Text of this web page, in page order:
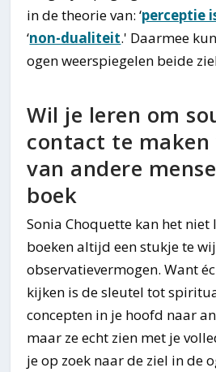
in de theorie van: ‘perceptie
‘non-dualiteit.' Daarmee
ogen weerspiegelen beide
Wil je leren om
contact te maken
van andere
boek
Sonia Choquette kan het
boeken altijd een stukje te
observatievermogen. Want
kijken is de sleutel tot
concepten in je hoofd naar
maar ze echt zien met je
je op zoek naar de ziel in de